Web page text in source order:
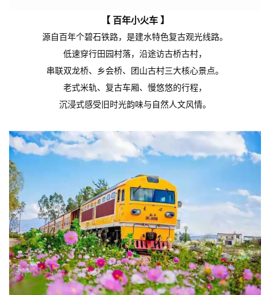
【 百年小火车 】
源自百年个碧石铁路， 是建水特色复古观光线路。
低速穿行田园村落，沿途访古桥古村，
串联双龙桥、乡会桥、团山古村三大核心景点。
老式米轨、复古车厢、慢悠悠的行程，
沉浸式感受旧时光韵味与自然人文风情。